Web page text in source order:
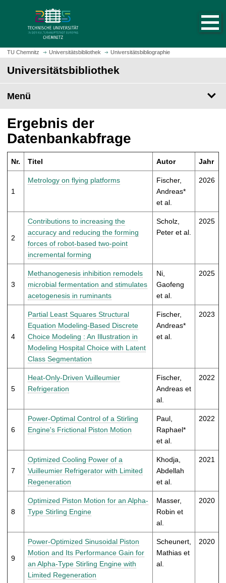
z
m
t
e
i
t
u
f
u
f
n
TU Chemnitz Universitätsbibliothek Universitätsbibliographie
Universitätsbibliothek
Menü
Ergebnis der
Datenbankabfrage
Nr. Titel Autor Jahr
1
Metrology on flying platforms
Fischer,
Andreas*
et al.
2026
2
Contributions to increasing the
accuracy and reducing the forming
forces of robot-based two-point
incremental forming
Scholz,
Peter et al.
2025
3
Methanogenesis inhibition remodels
microbial fermentation and stimulates
acetogenesis in ruminants
Ni,
Gaofeng
et al.
2025
4
Partial Least Squares Structural
Equation Modeling-Based Discrete
Choice Modeling : An Illustration in
Modeling Hospital Choice with Latent
Class Segmentation
Fischer,
Andreas*
et al.
2023
5
Heat-Only-Driven Vuilleumier
Refrigeration
Fischer,
Andreas et
al.
2022
6
Power-Optimal Control of a Stirling
Engine's Frictional Piston Motion
Paul,
Raphael*
et al.
2022
7
Optimized Cooling Power of a
Vuilleumier Refrigerator with Limited
Regeneration
Khodja,
Abdellah
et al.
2021
8
Optimized Piston Motion for an Alpha-
Type Stirling Engine
Masser,
Robin et
al.
2020
9
Power-Optimized Sinusoidal Piston
Motion and Its Performance Gain for
an Alpha-Type Stirling Engine with
Limited Regeneration
Scheunert,
Mathias et
al.
2020